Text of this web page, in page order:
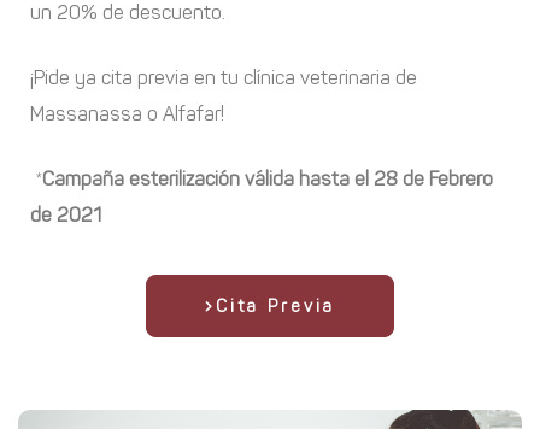
un 20% de descuento.
¡Pide ya cita previa en tu clínica veterinaria de
Massanassa o Alfafar!
*Campaña esterilización válida hasta el 28 de Febrero
de 2021
Cita Previa